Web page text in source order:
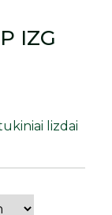
IZG
lizdai